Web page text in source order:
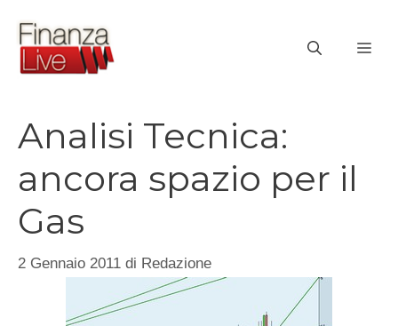
contenuto
Analisi Tecnica:
ancora spazio per il
Gas
2 Gennaio 2011 di Redazione